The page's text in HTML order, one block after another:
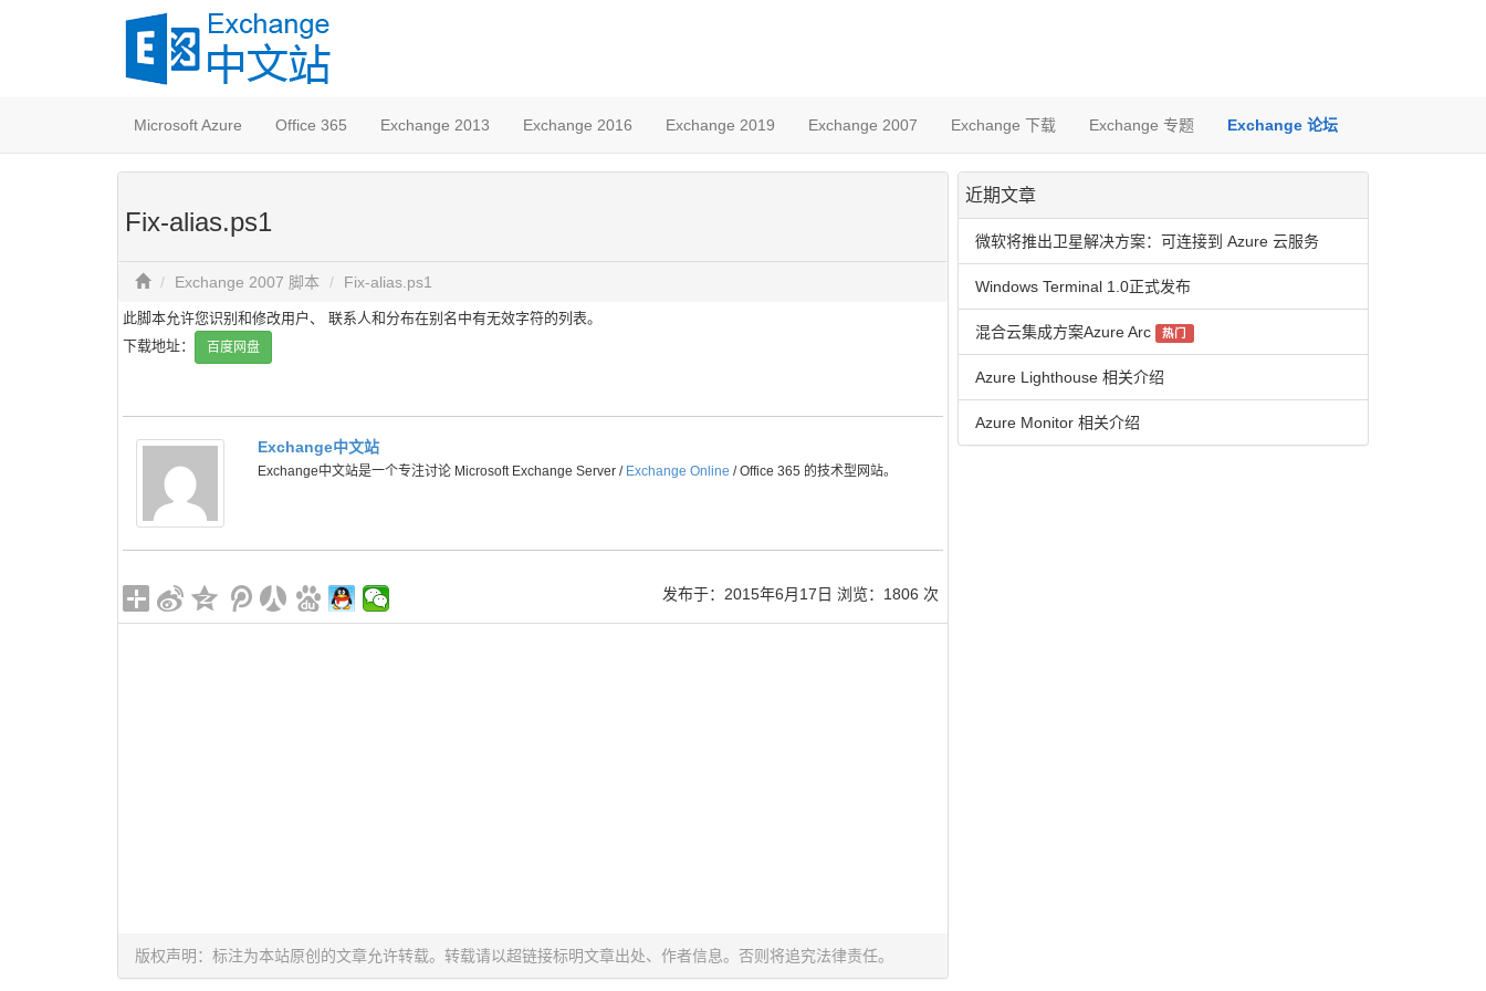
Microsoft Azure Office 365 Exchange 2013 Exchange 2016 Exchange 2019 Exchange 2007 Exchange 下载 Exchange 专题 Exchange 论坛
Fix-alias.ps1
Exchange 2007 脚本 Fix-alias.ps1
此脚本允许您识别和修改用户、 联系人和分布在别名中有无效字符的列表。
下载地址：
百度网盘
Exchange中文站
Exchange中文站是一个专注讨论 Microsoft Exchange Server / Exchange Online / Office 365 的技术型网站。
发布于： 2015年6月17日 浏览：1806 次
版权声明：标注为本站原创的文章允许转载。转载请以超链接标明文章出处、作者信息。否则将追究法律责任。
近期文章
微软将推出卫星解决方案：可连接到 Azure 云服务
Windows Terminal 1.0正式发布
混合云集成方案Azure Arc 热门
Azure Lighthouse 相关介绍
Azure Monitor 相关介绍